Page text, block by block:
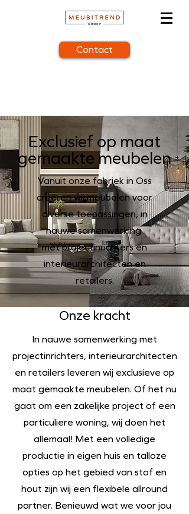
Contact
Exclusief op maat
gemaakte meubelen
Vanuit onze fabriek in Oss
creëren wij meubelen voor
diverse toepassingen, in
nauwe samenwerking
met projectinrichters en
interieurarchitecten en
retailers.
Onze kracht
In nauwe samenwerking met
projectinrichters, interieurarchitecten
en retailers leveren wij exclusieve op
maat gemaakte meubelen. Of het nu
gaat om een zakelijke project of een
particuliere woning, wij doen het
allemaal! Met een volledige
productie in eigen huis en talloze
opties op het gebied van stof en
hout zijn wij een flexibele allround
partner. Benieuwd wat we voor jou